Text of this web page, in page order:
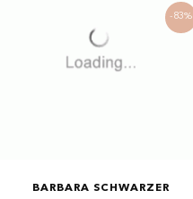
-83%
BARBARA SCHWARZER